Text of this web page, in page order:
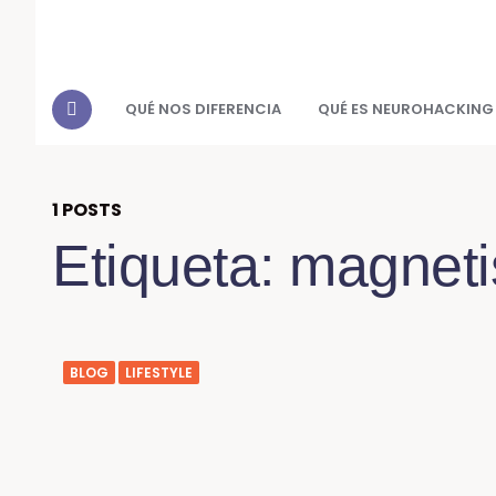
QUÉ NOS DIFERENCIA QUÉ ES NEUROHACKING
1 POSTS
Etiqueta:
BLOG LIFESTYLE